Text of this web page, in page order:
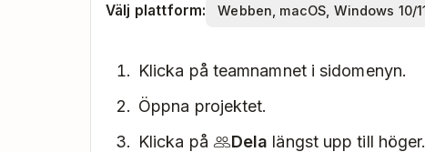
Välj plattform:
Klicka på teamnamnet i sidomenyn.
Öppna projektet.
Klicka på
Dela längst upp till höger.